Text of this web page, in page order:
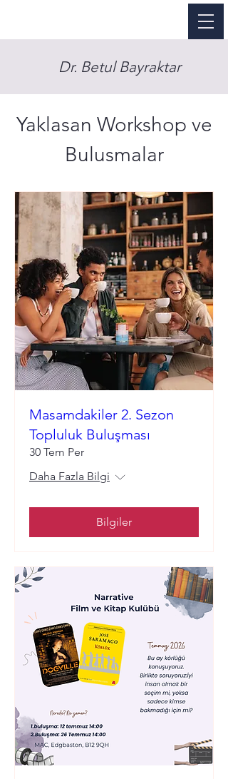
Dr. Betul Bayraktar
Yaklasan Workshop ve
Bulusmalar
Masamdakiler 2. Sezon
Topluluk Buluşması
30 Tem Per
Daha Fazla Bilgi
Bilgiler